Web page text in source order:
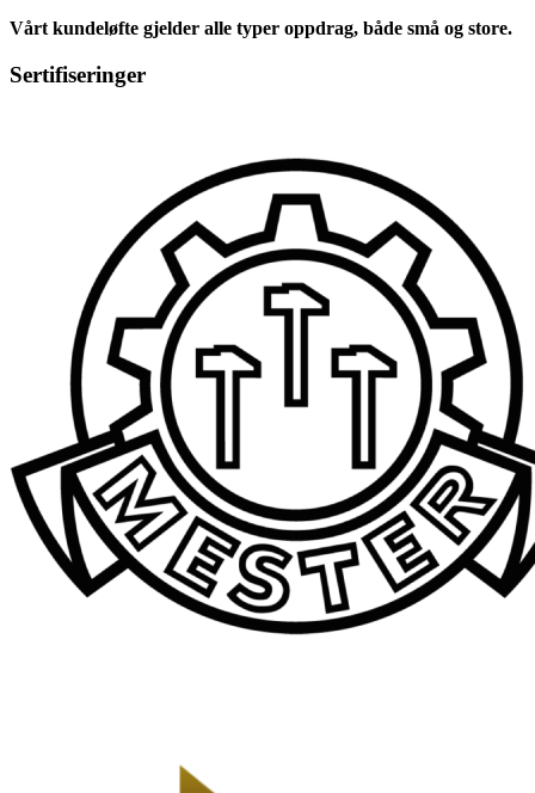
Vårt kundeløfte gjelder alle typer oppdrag, både små og store.
Sertifiseringer